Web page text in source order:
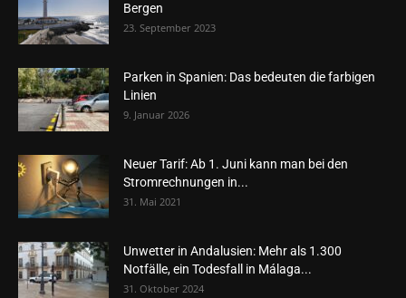
Bergen
23. September 2023
Parken in Spanien: Das bedeuten die farbigen
Linien
9. Januar 2026
Neuer Tarif: Ab 1. Juni kann man bei den
Stromrechnungen in...
31. Mai 2021
Unwetter in Andalusien: Mehr als 1.300
Notfälle, ein Todesfall in Málaga...
31. Oktober 2024